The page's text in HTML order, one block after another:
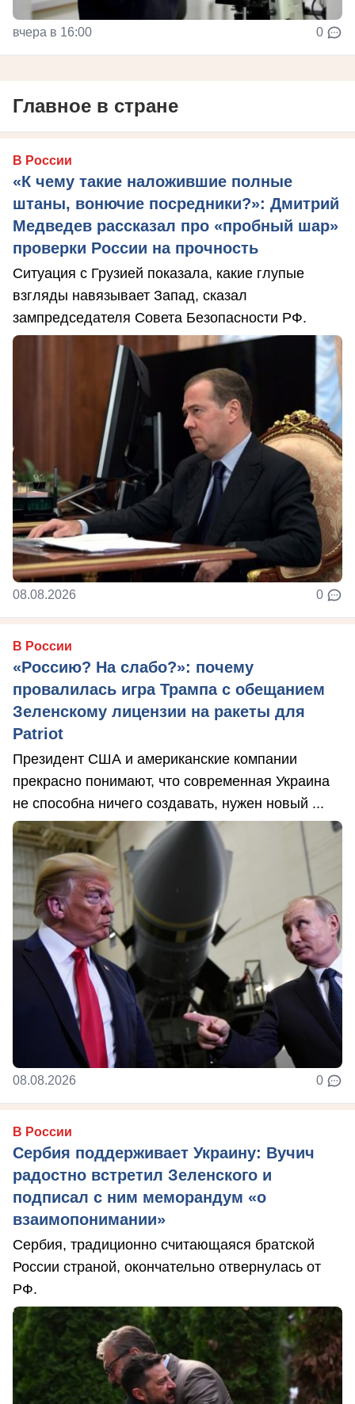
вчера в 16:00 0
Главное в стране
В России
«К чему такие наложившие полные
штаны, вонючие посредники?»: Дмитрий
Медведев рассказал про «пробный шар»
проверки России на прочность
Ситуация с Грузией показала, какие глупые
взгляды навязывает Запад, сказал
зампредседателя Совета Безопасности РФ.
08.08.2026 0
В России
«Россию? На слабо?»: почему
провалилась игра Трампа с обещанием
Зеленскому лицензии на ракеты для
Patriot
Президент США и американские компании
прекрасно понимают, что современная Украина
не способна ничего создавать, нужен новый ...
08.08.2026 0
В России
Сербия поддерживает Украину: Вучич
радостно встретил Зеленского и
подписал с ним меморандум «о
взаимопонимании»
Сербия, традиционно считающаяся братской
России страной, окончательно отвернулась от
РФ.